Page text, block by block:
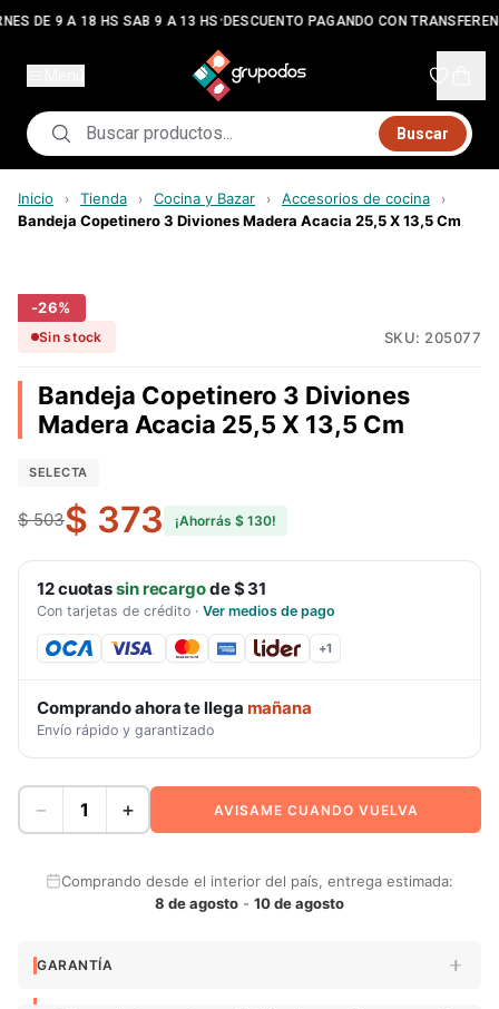
DE 9 A 18 HS SAB 9 A 13 HS•DESCUENTO PAGANDO CON
Buscar
Inicio › Tienda › Cocina y Bazar › Accesorios de cocina ›
Bandeja Copetinero 3 Diviones Madera Acacia 25,5 X 13,5 Cm
-26%
Sin stock SKU: 205077
Bandeja Copetinero 3 Diviones
Madera Acacia 25,5 X 13,5 Cm
SELECTA
$ 503$ 373 ¡Ahorrás $ 130!
12cuotassin recargode$ 31
Con tarjetas de crédito · Ver medios de pago
+1
Comprando ahora te llega mañana
Envío rápido y garantizado
− + AVISAME CUANDO VUELVA
Comprando desde el interior del país, entrega estimada:
8 de agosto - 10 de agosto
GARANTÍA